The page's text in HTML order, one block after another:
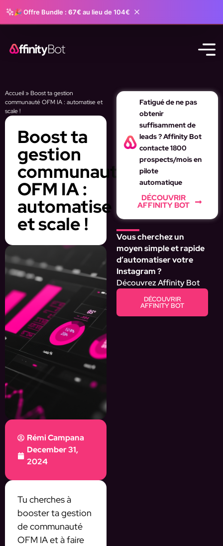
🎉 Offre Bundle : 67€ au lieu de 104€
Accueil» Boost ta gestion
communauté OFM IA : automatise et
scale !
Boost ta
gestion
communauté
OFM IA :
automatise
et scale !
Rémi Campana
December 31,
2024
Tu cherches à
booster ta gestion
de communauté
OFM IA et à faire
Fatigué de ne pas
obtenir
suffisamment de
leads ? Affinity Bot
contacte 1800
prospects/mois en
pilote
automatique
DÉCOUVRIR
AFFINITY BOT
Vous cherchez un
moyen simple et rapide
d’automatiser votre
Instagram ?
Découvrez Affinity Bot
DÉCOUVRIR
AFFINITY BOT